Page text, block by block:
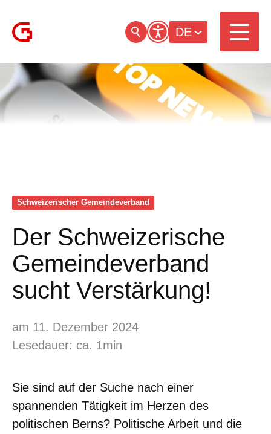
DE
Schweizerischer Gemeinde­verband
Der Schweizerische
Gemeindeverband
sucht Verstärkung!
am 11. Dezember 2024
Lesedauer: ca. 1min
Sie sind auf der Suche nach einer
spannenden Tätigkeit im Herzen des
politischen Berns? Politische Arbeit und die